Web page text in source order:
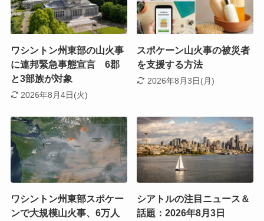
ワシントン州東部の山火事
に連邦緊急事態宣言 6郡
と3部族が対象
2026年8月4日(火)
スポケーン山火事の被災者
を支援する方法
2026年8月3日(月)
ワシントン州東部スポケー
ンで大規模山火事、6万人
シアトルの注目ニュース＆
話題：2026年8月3日